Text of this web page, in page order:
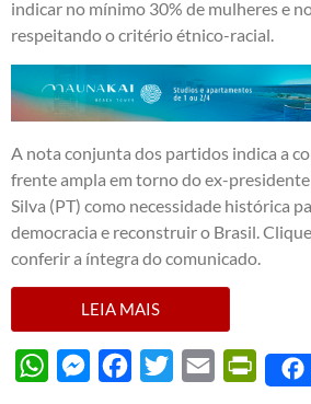
indicar no mínimo 30% de mulheres e
respeitando o critério étnico-racial.
A nota conjunta dos partidos indica a
frente ampla em torno do ex-
Silva (PT) como necessidade histórica
democracia e reconstruir o Brasil.
conferir a íntegra do comunicado.
LEIA MAIS
WhatsAppMessengerFacebook
Twitter Email